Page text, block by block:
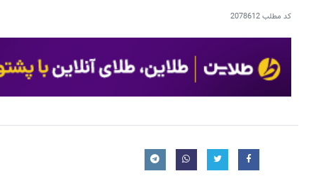
کد مطلب2078612